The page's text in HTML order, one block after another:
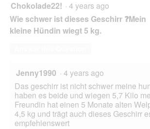
Chokolade22! · 4 years ago
Wie schwer ist dieses Geschirr ❓Mein
kleine Hündin wiegt 5 kg.
Jenny1990 · 4 years ago
Das geschirr ist nicht schwer meine
haben es beide und wiegen 5,7 Kilo
Freundin hat einen 5 Monate alten
4,5 kg und trägt auch dieses Geschirr
empfehlenswert